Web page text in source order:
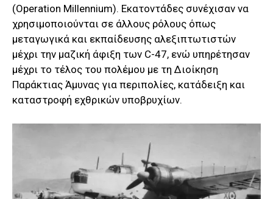
(Operation Millennium). Εκατοντάδες συνέχισαν να
χρησιμοποιούνται σε άλλους ρόλους όπως
μεταγωγικά και εκπαίδευσης αλεξιπτωτιστών
μέχρι την μαζική άφιξη των C-47, ενώ υπηρέτησαν
μέχρι το τέλος του πολέμου με τη Διοίκηση
Παράκτιας Άμυνας για περιπολίες, κατάδειξη και
καταστροφή εχθρικών υποβρυχίων.